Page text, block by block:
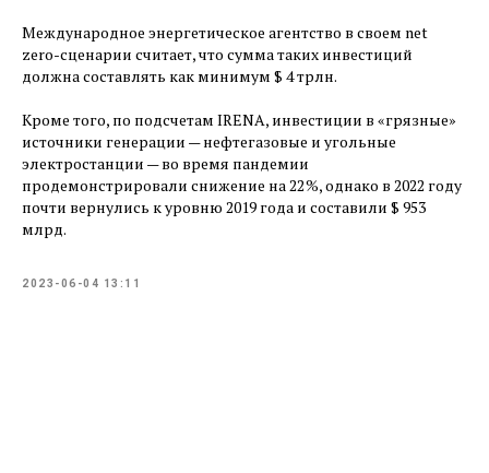
Международное энергетическое агентство в своем net
zero-сценарии считает, что сумма таких инвестиций
должна составлять как минимум $ 4 трлн.
Кроме того, по подсчетам IRENA, инвестиции в «грязные»
источники генерации — ​нефтегазовые и угольные
электростанции — ​во время пандемии
продемонстрировали снижение на 22 %, однако в 2022 году
почти вернулись к уровню 2019 года и составили $ 953
млрд.
2023-06-04 13:11